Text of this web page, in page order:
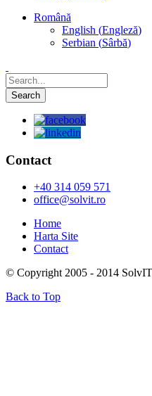
Română
English (Engleză)
Serbian (Sârbă)
Contact
+40 314 059 571
office@solvit.ro
Home
Harta Site
Contact
© Copyright 2005 - 2014
Back to Top